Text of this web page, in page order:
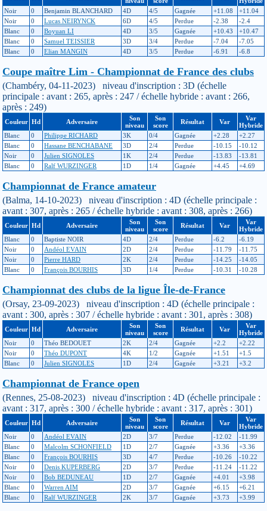
Noir
0 Benjamin BLANCHARD 4D 4/5 Gagnée +11.08
+11.04
Noir
0 Lucas NEIRYNCK 6D 4/5 Perdue -2.38
-2.4
Blanc
0 Boyuan LI 4D 3/5 Gagnée +10.43
+10.47
Blanc
0 Samuel TEISSIER 3D 3/4 Perdue -7.04
-7.05
Blanc
0 Elian MANGIN 4D 3/5 Perdue -6.91 -6.8
Coupe maître Lim - Championnat de France des clubs
(Chambéry, 04-11-2023) niveau d'inscription : 3D (échelle
principale : avant : 265, après : 247 / échelle hybride : avant : 266,
après : 249)
Couleur Hd Adversaire
Son
niveau
Son
score
Résultat Var
Var
Hybride
Blanc
0 Philippe RICHARD 3K 0/4 Gagnée +2.28
+2.27
Blanc
0 Hassane BENCHABANE 3D 2/4 Perdue -10.15
-10.12
Noir
0 Julien SIGNOLES 1K 2/4 Perdue -13.83
-13.81
Blanc
0 Ralf WURZINGER 1D 1/4 Gagnée +4.45 +4.69
Championnat de France amateur
(Balma, 14-10-2023) niveau d'inscription : 4D (échelle principale :
avant : 307, après : 265 / échelle hybride : avant : 308, après : 266)
Couleur Hd Adversaire
Son
niveau
Son
score
Résultat Var
Var
Hybride
Blanc
0 Baptiste NOIR 4D 2/4 Perdue -6.2
-6.19
Noir
0 Andéol EVAIN 2D 2/4 Perdue -11.79
-11.75
Noir
0 Pierre HARD 2K 2/4 Perdue -14.25
-14.05
Blanc
0 François BOURHIS 3D 1/4 Perdue -10.31 -10.28
Championnat des clubs de la ligue Île-de-France
(Orsay, 23-09-2023) niveau d'inscription : 4D (échelle principale :
avant : 300, après : 307 / échelle hybride : avant : 301, après : 308)
Couleur Hd Adversaire
Son
niveau
Son
score
Résultat Var
Var
Hybride
Noir
0 Théo BEDOUET 2K 2/4 Gagnée +2.2
+2.22
Noir
0 Théo DUPONT 4K 1/2 Gagnée +1.51
+1.5
Blanc
0 Julien SIGNOLES 1D 2/4 Gagnée +3.21 +3.2
Championnat de France open
(Rennes, 25-08-2023) niveau d'inscription : 4D (échelle principale :
avant : 317, après : 300 / échelle hybride : avant : 317, après : 301)
Couleur Hd Adversaire
Son
niveau
Son
score
Résultat Var
Var
Hybride
Noir
0 Andéol EVAIN 2D 3/7 Perdue -12.02
-11.99
Blanc
0 Malcolm SCHONFIELD 1D 2/7 Gagnée +3.36
+3.36
Blanc
0 François BOURHIS 3D 4/7 Perdue -10.26
-10.22
Noir
0 Denis KUPERBERG 2D 3/7 Perdue -11.24
-11.22
Noir
0 Bob BEDUNEAU 1D 2/7 Gagnée +4.01
+3.98
Blanc
0 Warren AIM 2D 3/7 Gagnée +6.15
+6.21
Blanc
0 Ralf WURZINGER 2K 3/7 Gagnée +3.73 +3.99